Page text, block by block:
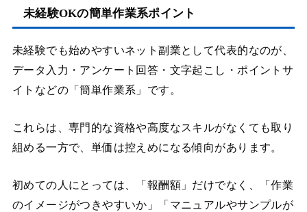
未経験OKの簡単作業系ポイント
未経験でも始めやすいネット副業として代表的なのが、
データ入力・アンケート回答・文字起こし・ポイントサ
イトなどの「簡単作業系」です。
これらは、専門的な資格や高度なスキルがなくても取り
組める一方で、単価は控えめになる傾向があります。
初めての人にとっては、「報酬額」だけでなく、「作業
のイメージがつきやすいか」「マニュアルやサンプルが